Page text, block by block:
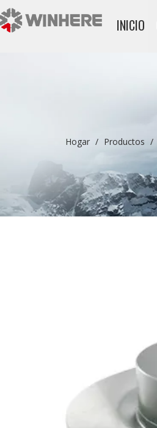
INICIO
Hogar / Productos /